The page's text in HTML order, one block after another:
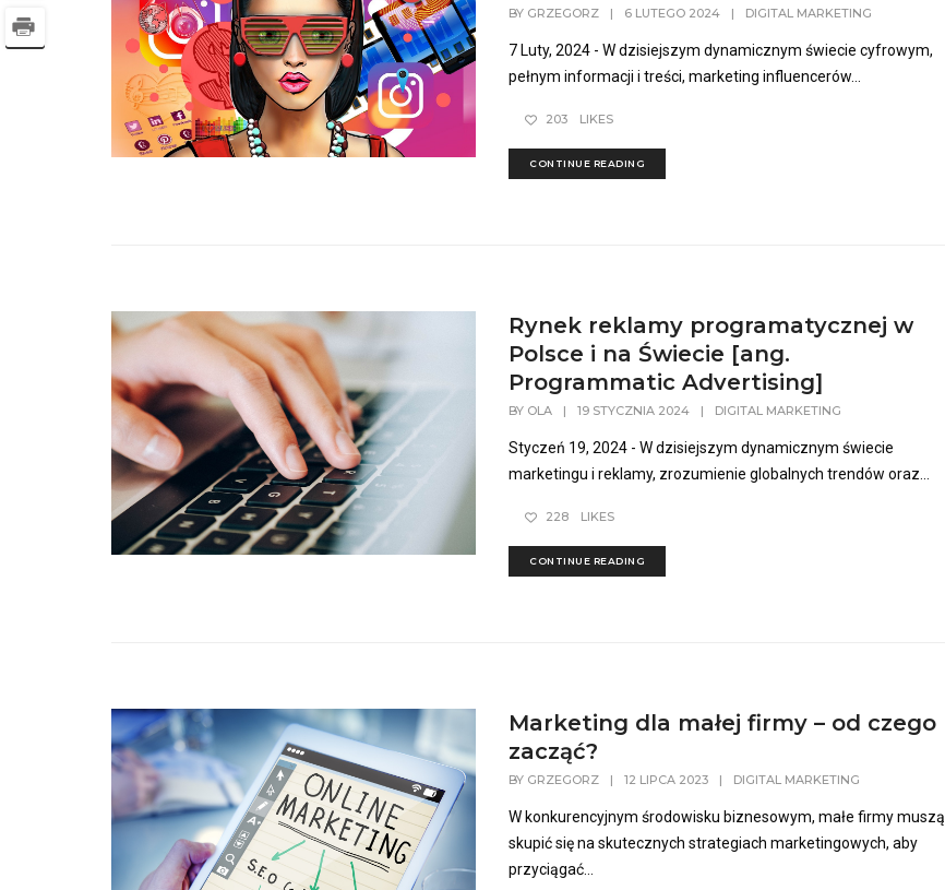
BY GRZEGORZ | 6 LUTEGO 2024 | DIGITAL MARKETING
7 Luty, 2024 - W dzisiejszym dynamicznym świecie cyfrowym,
pełnym informacji i treści, marketing influencerów...
203 LIKES
CONTINUE READING
Rynek reklamy programatycznej w
Polsce i na Świecie [ang.
Programmatic Advertising]
BY OLA | 19 STYCZNIA 2024 | DIGITAL MARKETING
Styczeń 19, 2024 - W dzisiejszym dynamicznym świecie
marketingu i reklamy, zrozumienie globalnych trendów oraz...
228 LIKES
CONTINUE READING
Marketing dla małej firmy – od czego
zacząć?
BY GRZEGORZ | 12 LIPCA 2023 | DIGITAL MARKETING
W konkurencyjnym środowisku biznesowym, małe firmy muszą
skupić się na skutecznych strategiach marketingowych, aby
przyciągać...